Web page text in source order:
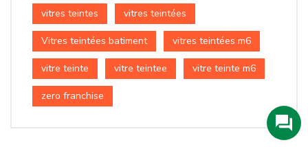
vitres teintes vitres teintées
Vitres teintées batiment vitres teintées m6
vitre teinte vitre teintee vitre teinte m6
zero franchise